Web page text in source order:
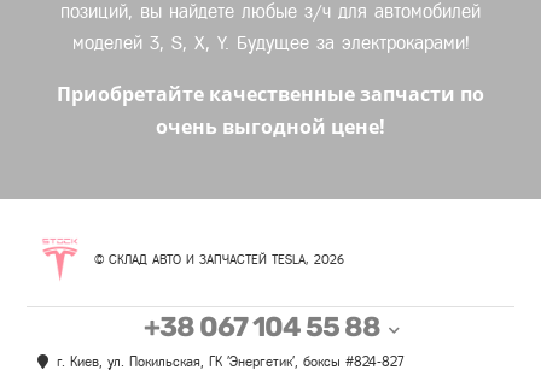
позиций, вы найдете любые з/ч для автомобилей
моделей 3, S, X, Y. Будущее за электрокарами!
Приобретайте качественные запчасти по
очень выгодной цене!
© СКЛАД АВТО И ЗАПЧАСТЕЙ TESLA, 2026
+38 067 104 55 88
г. Киев, ул. Покильская, ГК 'Энергетик', боксы #824-827